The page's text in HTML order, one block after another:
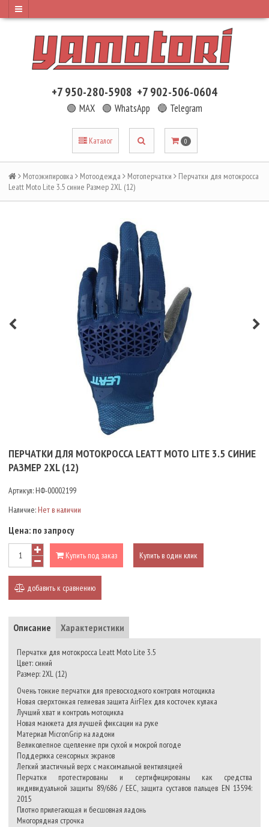
+7 950-280-5908 +7 902-506-0604
🟢 MAX 🟢 WhatsApp 🔵 Telegram
Каталог 0
Мотоэкипировка Мотоодежда Мотоперчатки
Перчатки для мотокросса
Leatt Moto Lite 3.5 синие Размер 2XL (12)
ПЕРЧАТКИ ДЛЯ МОТОКРОССА LEATT MOTO LITE 3.5 СИНИЕ
РАЗМЕР 2XL (12)
Артикул: НФ-00002199
Наличие: Нет в наличии
Цена: по запросу
Купить под заказ Купить в один клик
добавить к сравнению
Описание Характеристики
Перчатки для мотокросса Leatt Moto Lite 3.5
Цвет: синий
Размер: 2XL (12)
Очень тонкие перчатки для превосходного контроля мотоцикла
Новая сверхтонкая гелиевая защита AirFlex для косточек кулака
Лучший хват и контроль мотоцикла
Новая манжета для лучшей фиксации на руке
Материал MicronGrip на ладони
Великолепное сцепление при сухой и мокрой погоде
Поддержка сенсорных экранов
Легкий эластичный верх с максимальной вентиляцией
Перчатки протестированы и сертифицированы как средства
индивидуальной защиты 89/686 / EEC, защита суставов пальцев EN 13594:
2015
Плотно прилегающая и бесшовная ладонь
Многорядная строчка